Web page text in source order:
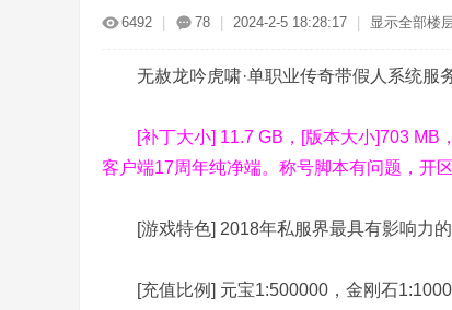
6492 78 2024-2-5 18:28:17 显示全部楼
无赦龙吟虎啸·单职业传奇带假人系统服
[补丁大小] 11.7 GB，[版本大小]703 MB
客户端17周年纯净端。称号脚本有问题，开
[游戏特色] 2018年私服界最具有影响力的
[充值比例] 元宝1:500000，金刚石